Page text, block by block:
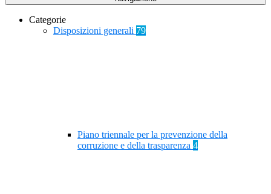
Categorie
Disposizioni generali 79
Piano triennale per la prevenzione della
corruzione e della trasparenza 4